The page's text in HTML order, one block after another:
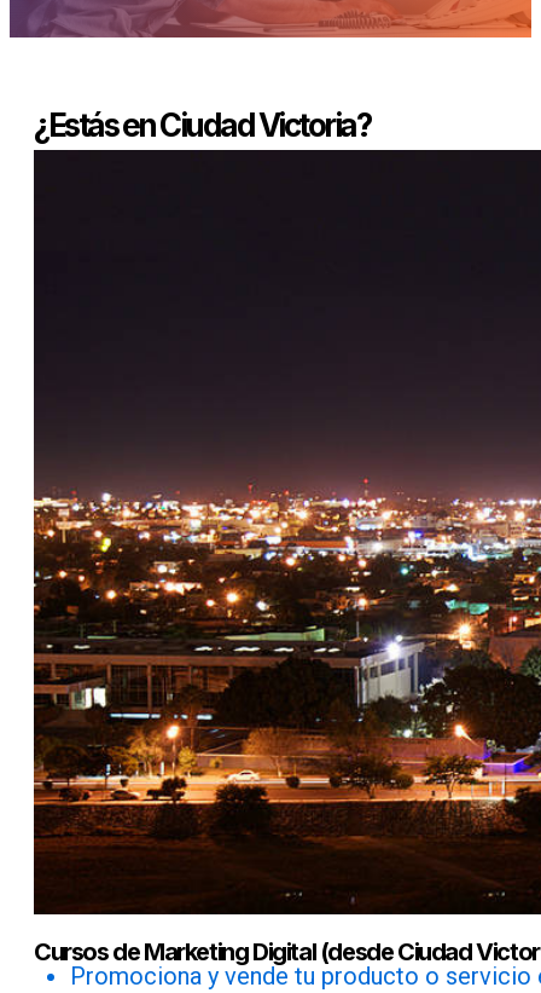
¿Estás en Ciudad Victoria?
Cursos de Marketing Digital (desde Ciudad
Promociona y vende tu producto o servicio